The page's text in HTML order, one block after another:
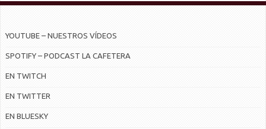
YOUTUBE – NUESTROS VÍDEOS
SPOTIFY – PODCAST LA CAFETERA
EN TWITCH
EN TWITTER
EN BLUESKY